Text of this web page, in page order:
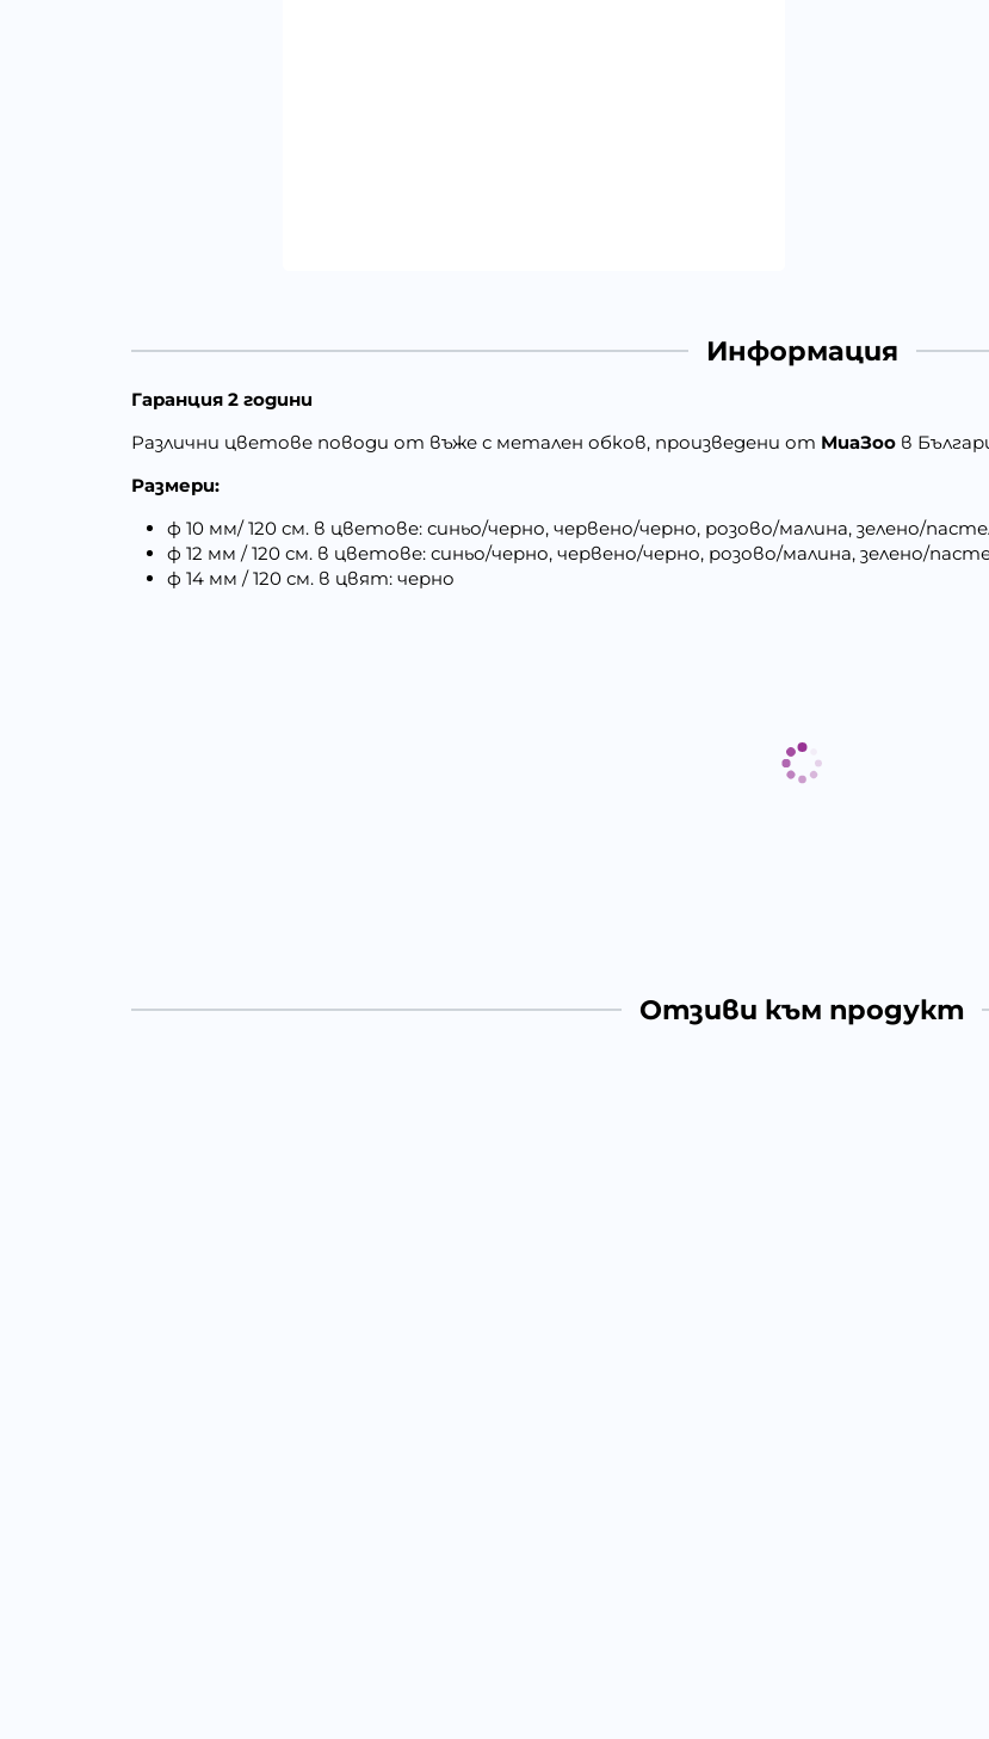
Информация
Гаранция 2 години
Различни цветове поводи от въже с метален обков, произведени от МиаЗоо в
Размери:
ф 10 мм/ 120 см. в цветове: синьо/черно, червено/черно, розово/малина, зелено/
ф 12 мм / 120 см. в цветове: синьо/черно, червено/черно, розово/малина, зелено/
ф 14 мм / 120 см. в цвят: черно
Отзиви към продукт